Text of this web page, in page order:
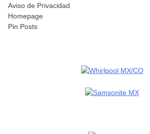
Aviso de Privacidad
Homepage
Pin Posts